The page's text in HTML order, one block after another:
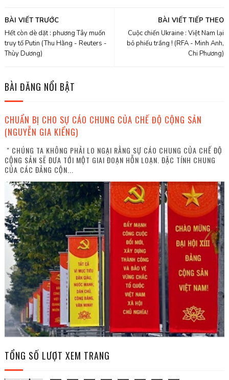
BÀI VIẾT TIẾP THEO
Cuộc chiến Ukraine : Việt Nam lại
bỏ phiếu trắng ! (RFA - Minh Anh,
Chi Phương)
BÀI VIẾT TRƯỚC
Hết còn dè dặt : phương Tây muốn
truy tố Putin (Thu Hằng - Reuters -
Thùy Dương)
BÀI ĐĂNG NỔI BẬT
CHUẨN BỊ CHO SỰ CÁO CHUNG CỦA CHẾ ĐỘ CỘNG SẢN
(NGUYỄN GIA KIỂNG)
" CHÚNG TA KHÔNG PHẢI LO NGẠI RẰNG SỰ CÁO CHUNG CỦA CHẾ ĐỘ
CỘNG SẢN SẼ ĐƯA TỚI MỘT GIAI ĐOẠN HỖN LOẠN. ĐẶC TÍNH CHUNG
CỦA CÁC ĐẢNG CỘN...
TỔNG SỐ LƯỢT XEM TRANG